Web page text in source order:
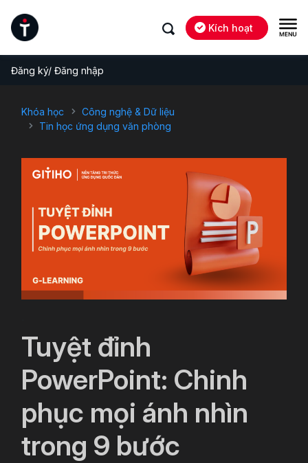
Kích hoạt
Đăng ký/ Đăng nhập
Khóa học
Công nghệ & Dữ liệu
Tin học ứng dụng văn phòng
Tuyệt đỉnh
PowerPoint: Chinh
phục mọi ánh nhìn
trong 9 bước